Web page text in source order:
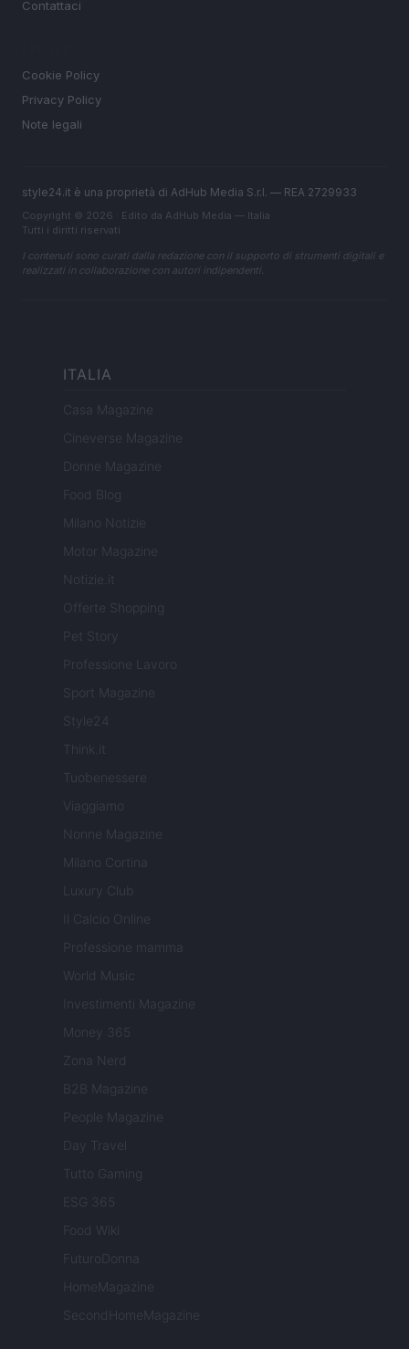
Contattaci
Cookie Policy
Privacy Policy
Note legali
style24.it è una proprietà di AdHub Media S.r.l. — REA 2729933
Copyright © 2026 · Edito da AdHub Media — Italia
Tutti i diritti riservati
I contenuti sono curati dalla redazione con il supporto di strumenti digitali e
realizzati in collaborazione con autori indipendenti.
ITALIA
Casa Magazine
Cineverse Magazine
Donne Magazine
Food Blog
Milano Notizie
Motor Magazine
Notizie.it
Offerte Shopping
Pet Story
Professione Lavoro
Sport Magazine
Style24
Think.it
Tuobenessere
Viaggiamo
Nonne Magazine
Milano Cortina
Luxury Club
Il Calcio Online
Professione mamma
World Music
Investimenti Magazine
Money 365
Zona Nerd
B2B Magazine
People Magazine
Day Travel
Tutto Gaming
ESG 365
Food Wiki
FuturoDonna
HomeMagazine
SecondHomeMagazine